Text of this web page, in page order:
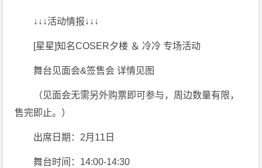
↓↓↓活动情报↓↓↓
[星星]知名COSER夕楼 ＆ 冷冷 专场活动
舞台见面会&签售会 详情见图
（见面会无需另外购票即可参与，周边数量有限，
售完即止。）
出席日期：2月11日
舞台时间：14:00-14:30